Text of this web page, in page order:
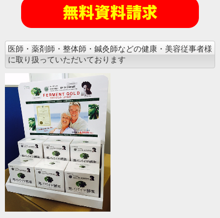
医師・薬剤師・整体師・鍼灸師などの健康・美容従事者様
に取り扱っていただいております